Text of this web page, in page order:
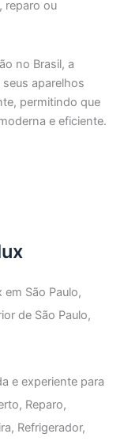
reparo ou
no Brasil, a
aparelhos
permitindo que
e eficiente.
São Paulo,
de São Paulo,
e experiente para
Reparo,
Refrigerador,